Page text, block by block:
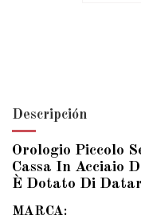
Descripción
Orologio Piccolo
Cassa In Acciaio
È Dotato Di
MARCA: